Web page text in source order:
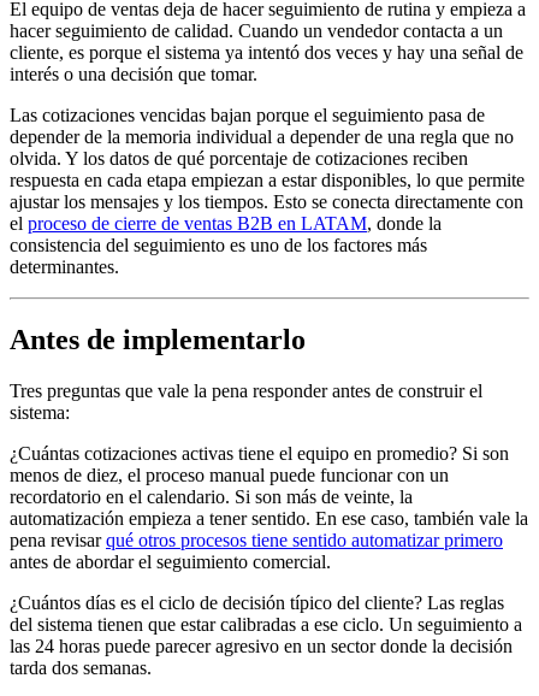
El equipo de ventas deja de hacer seguimiento de rutina y empieza a
hacer seguimiento de calidad. Cuando un vendedor contacta a un
cliente, es porque el sistema ya intentó dos veces y hay una señal de
interés o una decisión que tomar.
Las cotizaciones vencidas bajan porque el seguimiento pasa de
depender de la memoria individual a depender de una regla que no
olvida. Y los datos de qué porcentaje de cotizaciones reciben
respuesta en cada etapa empiezan a estar disponibles, lo que permite
ajustar los mensajes y los tiempos. Esto se conecta directamente con
el proceso de cierre de ventas B2B en LATAM, donde la
consistencia del seguimiento es uno de los factores más
determinantes.
Antes de implementarlo
Tres preguntas que vale la pena responder antes de construir el
sistema:
¿Cuántas cotizaciones activas tiene el equipo en promedio? Si son
menos de diez, el proceso manual puede funcionar con un
recordatorio en el calendario. Si son más de veinte, la
automatización empieza a tener sentido. En ese caso, también vale la
pena revisarqué otros procesos tiene sentido automatizar primero
antes de abordar el seguimiento comercial.
¿Cuántos días es el ciclo de decisión típico del cliente? Las reglas
del sistema tienen que estar calibradas a ese ciclo. Un seguimiento a
las 24 horas puede parecer agresivo en un sector donde la decisión
tarda dos semanas.